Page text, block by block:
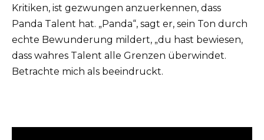
Kritiken, ist gezwungen anzuerkennen, dass
Panda Talent hat. „Panda“, sagt er, sein Ton durch
echte Bewunderung mildert, „du hast bewiesen,
dass wahres Talent alle Grenzen überwindet.
Betrachte mich als beeindruckt.